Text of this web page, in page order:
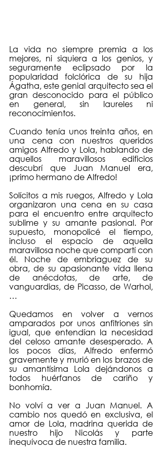
La vida no siempre premia a los
mejores, ni siquiera a los genios, y
seguramente eclipsado por la
popularidad folclórica de su hija
Ágatha, este genial arquitecto sea el
gran desconocido para el público
en general, sin laureles ni
reconocimientos.
Cuando tenía unos treinta años, en
una cena con nuestros queridos
amigos Alfredo y Lola, hablando de
aquellos maravillosos edificios
descubrí que Juan Manuel era,
¡primo hermano de Alfredo!
Solícitos a mis ruegos, Alfredo y Lola
organizaron una cena en su casa
para el encuentro entre arquitecto
sublime y su amante pasional. Por
supuesto, monopolicé el tiempo,
incluso el espacio de aquella
maravillosa noche que compartí con
él. Noche de embriaguez de su
obra, de su apasionante vida llena
de anécdotas, de arte, de
vanguardias, de Picasso, de Warhol,
…
Quedamos en volver a vernos
amparados por unos anfitriones sin
igual, que entendían la necesidad
del celoso amante desesperado. A
los pocos días, Alfredo enfermó
gravemente y murió en los brazos de
su amantísima Lola dejándonos a
todos huérfanos de cariño y
bonhomía.
No volví a ver a Juan Manuel. A
cambio nos quedó en exclusiva, el
amor de Lola, madrina querida de
nuestro hijo Nicolás y parte
inequívoca de nuestra familia.